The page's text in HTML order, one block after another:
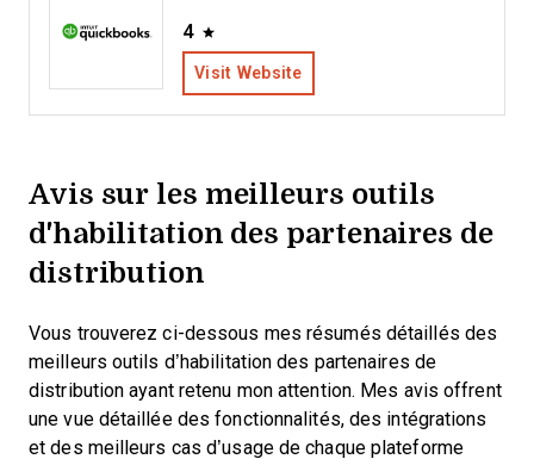
4
Visit Website
Avis sur les meilleurs outils
d'habilitation des partenaires de
distribution
Vous trouverez ci-dessous mes résumés détaillés des
meilleurs outils d’habilitation des partenaires de
distribution ayant retenu mon attention. Mes avis offrent
une vue détaillée des fonctionnalités, des intégrations
et des meilleurs cas d’usage de chaque plateforme